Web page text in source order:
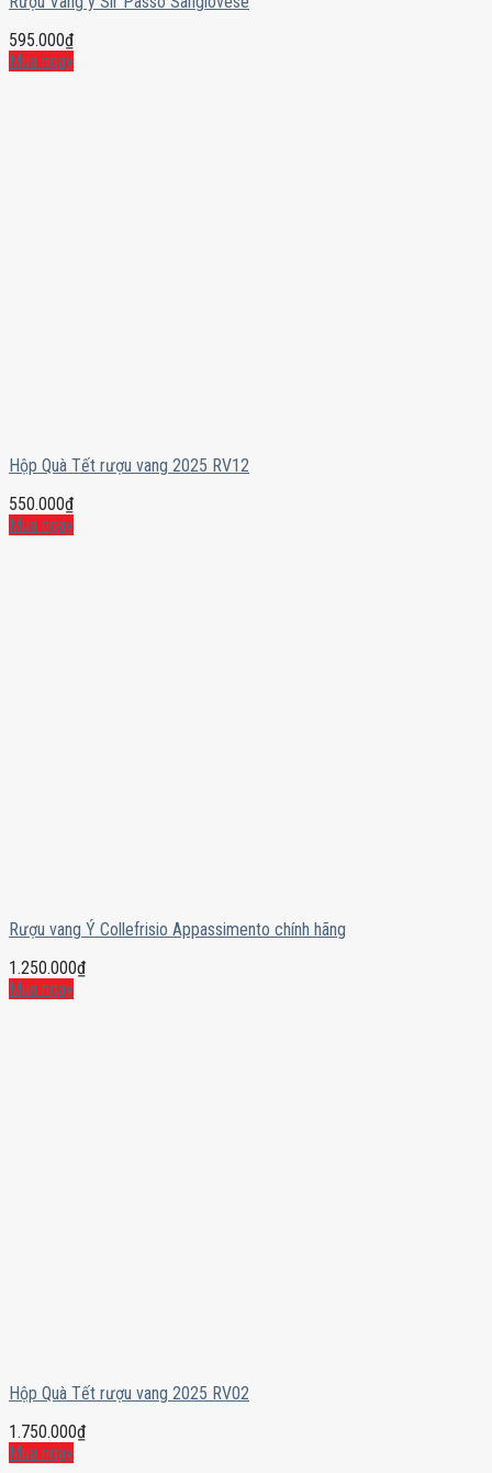
595.000₫
Mua ngay
Hộp Quà Tết rượu vang 2025 RV12
550.000₫
Mua ngay
Rượu vang Ý Collefrisio Appassimento chính hãng
1.250.000₫
Mua ngay
Hộp Quà Tết rượu vang 2025 RV02
1.750.000₫
Mua ngay